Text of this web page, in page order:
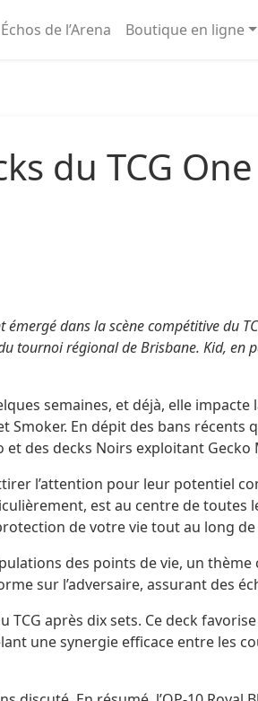
de l’Arena Boutique en ligne
du TCG
dans la scène compétitive du
tournoi régional de Brisbane. Kid,
semaines, et déjà, elle
Smoker. En dépit des bans
des decks Noirs exploitant Gecko
l’attention pour leur potentiel
est au centre de toutes
de votre vie tout au long
des points de vie, un
sur l’adversaire, assurant des
après dix sets. Ce deck
une synergie efficace entre les